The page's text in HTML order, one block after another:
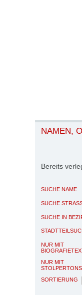
NAMEN,
Bereits
SUCHE NAME
SUCHE
SUCHE IN
NUR MIT
NUR MIT
SORTIERUNG